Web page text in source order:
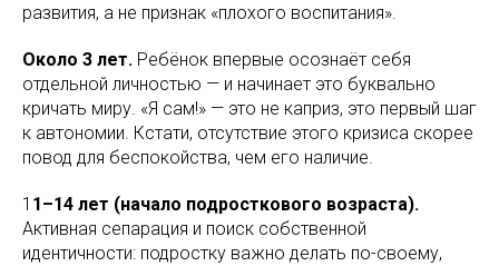
развития, а не признак «плохого воспитания».
Около 3 лет. Ребёнок впервые осознаёт себя
отдельной личностью — и начинает это буквально
кричать миру. «Я сам!» — это не каприз, это первый шаг
к автономии. Кстати, отсутствие этого кризиса скорее
повод для беспокойства, чем его наличие.
1 1–14 лет (начало подросткового возраста).
Активная сепарация и поиск собственной
идентичности: подростку важно делать по-своему,